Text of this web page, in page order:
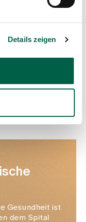
Details zeigen
Gesundheit ist
dem Spital